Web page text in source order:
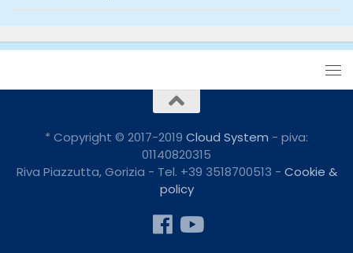
* Copyright © 2017-2019 Cloud System - piva:
01140820315
Riva Piazzutta, Gorizia - Tel. +39 3518700513 - Cookie &
policy